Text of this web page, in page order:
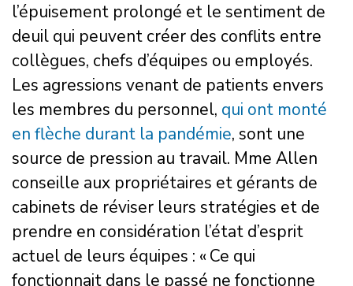
l’épuisement prolongé et le sentiment de
deuil qui peuvent créer des conflits entre
collègues, chefs d’équipes ou employés.
Les agressions venant de patients envers
les membres du personnel, qui ont monté
en flèche durant la pandémie, sont une
source de pression au travail. Mme Allen
conseille aux propriétaires et gérants de
cabinets de réviser leurs stratégies et de
prendre en considération l’état d’esprit
actuel de leurs équipes : « Ce qui
fonctionnait dans le passé ne fonctionne